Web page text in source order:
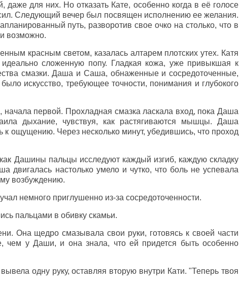
для них. Но отказать Кате, особенно когда в её голосе
Следующий вечер был посвящен исполнению ее желания.
путь, разворотив свое очко на столько, что в
возможно.
красным светом, казалась алтарем плотских утех. Катя
сложенную попу. Гладкая кожа, уже привыкшая к
смазки. Даша и Саша, обнаженные и сосредоточенные,
искусство, требующее точности, понимания и глубокого
первой. Прохладная смазка ласкала вход, пока Даша
дыхание, чувствуя, как растягиваются мышцы. Даша
к ощущению. Через несколько минут, убедившись, что проход
Дашины пальцы исследуют каждый изгиб, каждую складку
настолько умело и чутко, что боль не успевала
возбуждению.
немного приглушенно из-за сосредоточенности.
пальцами в обивку скамьи.
Она щедро смазывала свои руки, готовясь к своей части
чем у Даши, и она знала, что ей придется быть особенно
одну руку, оставляя вторую внутри Кати. "Теперь твоя